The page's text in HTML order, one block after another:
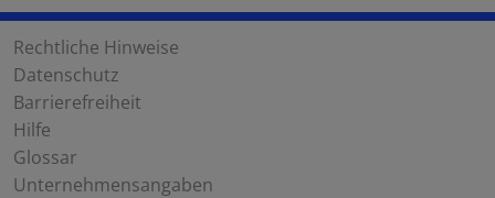
Rechtliche Hinweise
Datenschutz
Barrierefreiheit
Hilfe
Glossar
Unternehmensangaben